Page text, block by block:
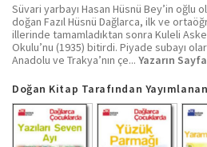
Süvari yarbayı Hasan Hüsnü Bey’in oğlu
doğan Fazıl Hüsnü Dağlarca, ilk ve
illerinde tamamladıktan sonra Kuleli
Okulu’nu (1935) bitirdi. Piyade subayı
Anadolu ve Trakya’nın çe... Yazarın
Doğan Kitap Tarafından